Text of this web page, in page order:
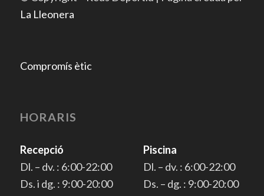
La Lleonera
Compromís ètic
HORARIS
Recepció
Dl. – dv. : 6:00-22:00
Ds. i dg. : 9:00-20:00
Piscina
Dl. – dv. : 6:00-22:00
Ds. – dg. : 9:00-20:00